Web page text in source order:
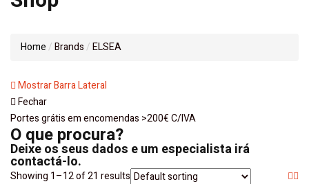
Home Brands ELSEA
Mostrar Barra Lateral
Fechar
Portes grátis em encomendas >200€ C/IVA
O que procura?
Deixe os seus dados e um especialista irá
contactá-lo.
Showing 1–12 of 21 results